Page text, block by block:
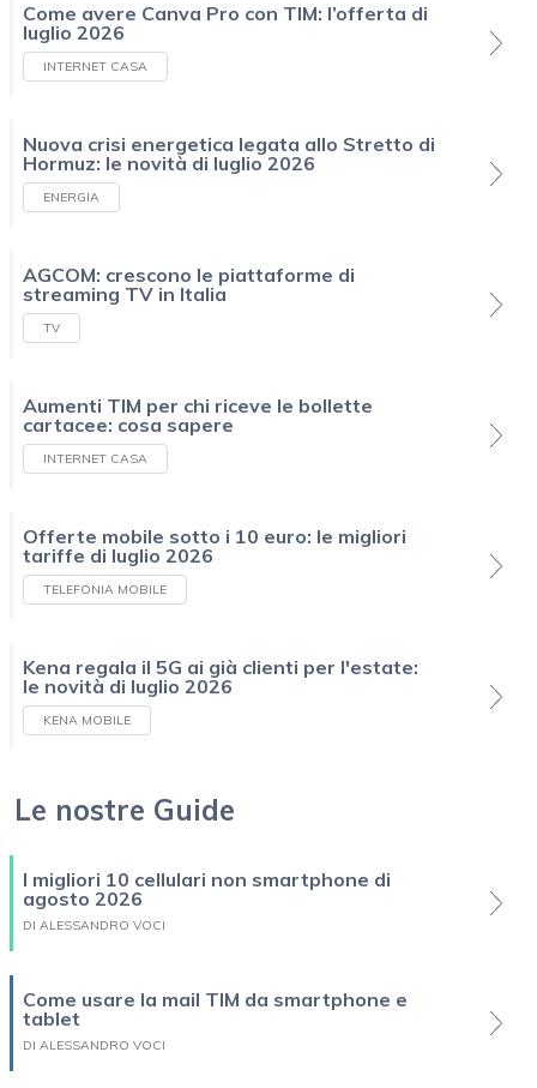
Come avere Canva Pro con TIM: l’offerta di
luglio 2026
INTERNET CASA
Nuova crisi energetica legata allo Stretto di
Hormuz: le novità di luglio 2026
ENERGIA
AGCOM: crescono le piattaforme di
streaming TV in Italia
TV
Aumenti TIM per chi riceve le bollette
cartacee: cosa sapere
INTERNET CASA
Offerte mobile sotto i 10 euro: le migliori
tariffe di luglio 2026
TELEFONIA MOBILE
Kena regala il 5G ai già clienti per l'estate:
le novità di luglio 2026
KENA MOBILE
Le nostre Guide
I migliori 10 cellulari non smartphone di
agosto 2026
DI ALESSANDRO VOCI
Come usare la mail TIM da smartphone e
tablet
DI ALESSANDRO VOCI